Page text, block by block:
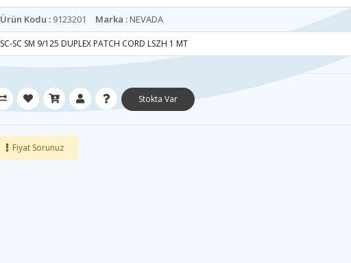
Ürün Kodu : 9123201 Marka :NEVADA
SC-SC SM 9/125 DUPLEX PATCH CORD LSZH 1 MT
Stokta Var
Fiyat Sorunuz